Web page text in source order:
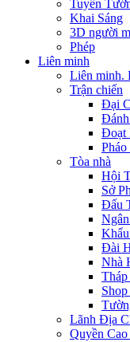
Tuyển
Khai Sáng
3D người
Phép
Liên minh
Liên minh.
Trận chiến
Đại
Đoạt
Tòa nhà
Hội
Sở
Đấu
Đài
Nhà
Lãnh Địa
Quyền Cao